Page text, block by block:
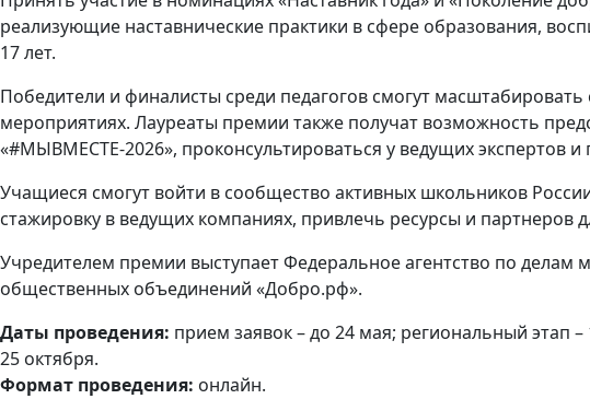
реализующие наставнические практики в сфере образования,
17 лет.
Победители и финалисты среди педагогов смогут
мероприятиях. Лауреаты премии также получат возможность
«#МЫВМЕСТЕ-2026», проконсультироваться у ведущих экспертов
Учащиеся смогут войти в сообщество активных школьников
стажировку в ведущих компаниях, привлечь ресурсы и партнеров
Учредителем премии выступает Федеральное агентство по делам
общественных объединений «Добро.рф».
Даты проведения: прием заявок – до 24 мая; региональный этап
25 октября.
Формат проведения: онлайн.